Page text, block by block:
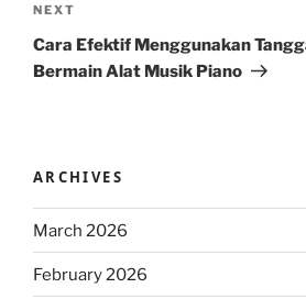
Next
Post
NEXT
Cara Efektif Menggunakan
Bermain Alat Musik Piano
ARCHIVES
March 2026
February 2026